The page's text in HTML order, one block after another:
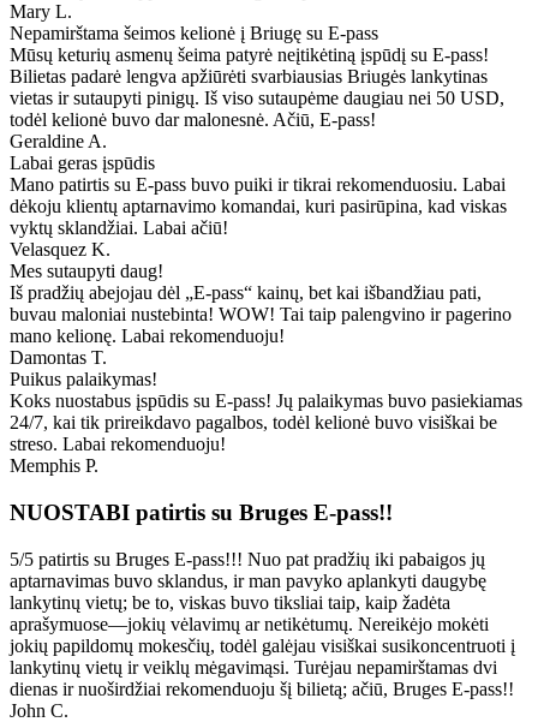
Mary L.
Nepamirštama šeimos kelionė į Briugę su E-pass
Mūsų keturių asmenų šeima patyrė neįtikėtiną įspūdį su E-pass!
Bilietas padarė lengva apžiūrėti svarbiausias Briugės lankytinas
vietas ir sutaupyti pinigų. Iš viso sutaupėme daugiau nei 50 USD,
todėl kelionė buvo dar malonesnė. Ačiū, E-pass!
Geraldine A.
Labai geras įspūdis
Mano patirtis su E-pass buvo puiki ir tikrai rekomenduosiu. Labai
dėkoju klientų aptarnavimo komandai, kuri pasirūpina, kad viskas
vyktų sklandžiai. Labai ačiū!
Velasquez K.
Mes sutaupyti daug!
Iš pradžių abejojau dėl „E-pass“ kainų, bet kai išbandžiau pati,
buvau maloniai nustebinta! WOW! Tai taip palengvino ir pagerino
mano kelionę. Labai rekomenduoju!
Damontas T.
Puikus palaikymas!
Koks nuostabus įspūdis su E-pass! Jų palaikymas buvo pasiekiamas
24/7, kai tik prireikdavo pagalbos, todėl kelionė buvo visiškai be
streso. Labai rekomenduoju!
Memphis P.
NUOSTABI patirtis su Bruges E-pass!!
5/5 patirtis su Bruges E-pass!!! Nuo pat pradžių iki pabaigos jų
aptarnavimas buvo sklandus, ir man pavyko aplankyti daugybę
lankytinų vietų; be to, viskas buvo tiksliai taip, kaip žadėta
aprašymuose—jokių vėlavimų ar netikėtumų. Nereikėjo mokėti
jokių papildomų mokesčių, todėl galėjau visiškai susikoncentruoti į
lankytinų vietų ir veiklų mėgavimąsi. Turėjau nepamirštamas dvi
dienas ir nuoširdžiai rekomenduoju šį bilietą; ačiū, Bruges E-pass!!
John C.